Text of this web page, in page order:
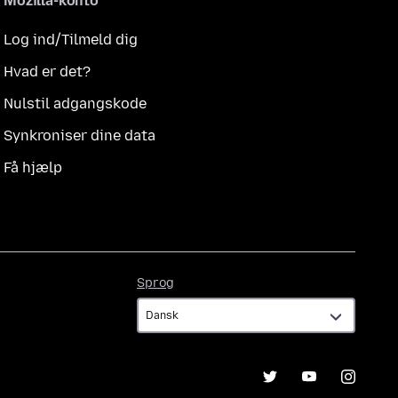
Log ind/Tilmeld dig
Hvad er det?
Nulstil adgangskode
Synkroniser dine data
Få hjælp
Sprog